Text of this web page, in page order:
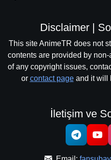
Disclaimer |
This site AnimeTR does not
contents are provided by
of any copyright issues,
or contact pageand it will
İletişim ve